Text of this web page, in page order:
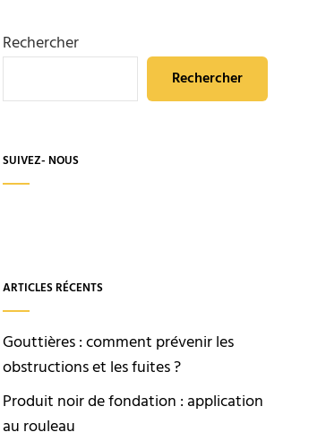
Rechercher
Rechercher
SUIVEZ- NOUS
ARTICLES RÉCENTS
Gouttières : comment prévenir les
obstructions et les fuites ?
Produit noir de fondation : application
au rouleau